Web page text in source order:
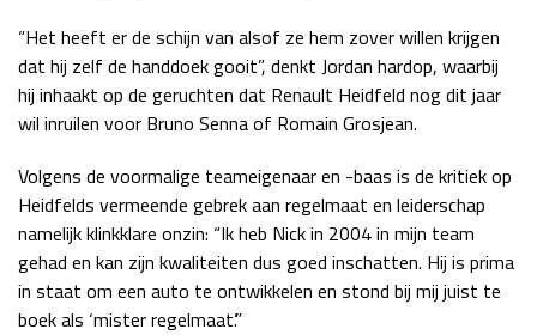
“Het heeft er de schijn van alsof ze hem zover willen krijgen
dat hij zelf de handdoek gooit”, denkt Jordan hardop, waarbij
hij inhaakt op de geruchten dat Renault Heidfeld nog dit jaar
wil inruilen voor Bruno Senna of Romain Grosjean.
Volgens de voormalige teameigenaar en -baas is de kritiek op
Heidfelds vermeende gebrek aan regelmaat en leiderschap
namelijk klinkklare onzin: “Ik heb Nick in 2004 in mijn team
gehad en kan zijn kwaliteiten dus goed inschatten. Hij is prima
in staat om een auto te ontwikkelen en stond bij mij juist te
boek als ‘mister regelmaat’.”